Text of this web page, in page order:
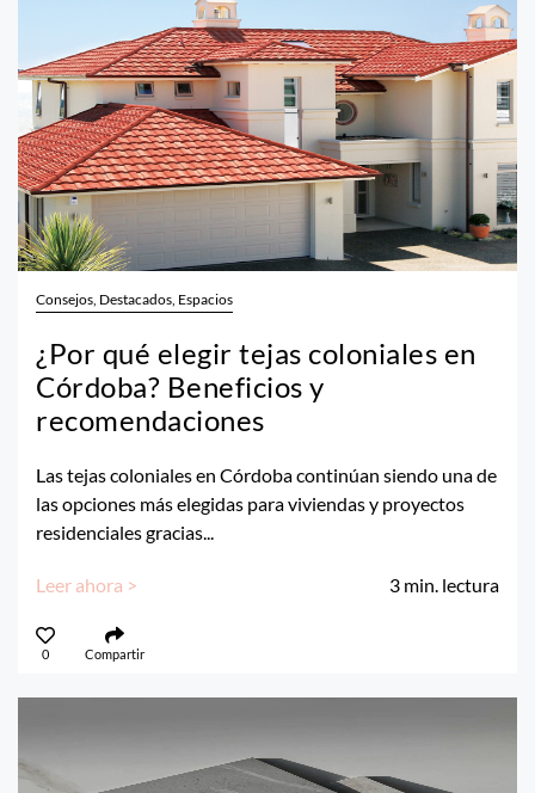
Consejos, Destacados, Espacios
¿Por qué elegir tejas coloniales en
Córdoba? Beneficios y
recomendaciones
Las tejas coloniales en Córdoba continúan siendo una de
las opciones más elegidas para viviendas y proyectos
residenciales gracias...
Leer ahora > 3 min. lectura
0 Compartir